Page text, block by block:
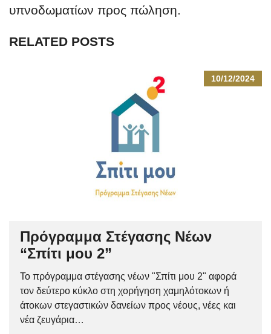
υπνοδωματίων προς πώληση.
RELATED POSTS
10/12/2024
Πρόγραμμα Στέγασης Νέων
“Σπίτι μου 2”
Το πρόγραμμα στέγασης νέων "Σπίτι μου 2" αφορά
τον δεύτερο κύκλο στη χορήγηση χαμηλότοκων ή
άτοκων στεγαστικών δανείων προς νέους, νέες και
νέα ζευγάρια…